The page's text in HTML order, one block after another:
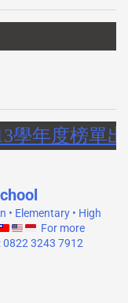
學年度榜單出
• Elementary • High
For more
0822 3243 7912